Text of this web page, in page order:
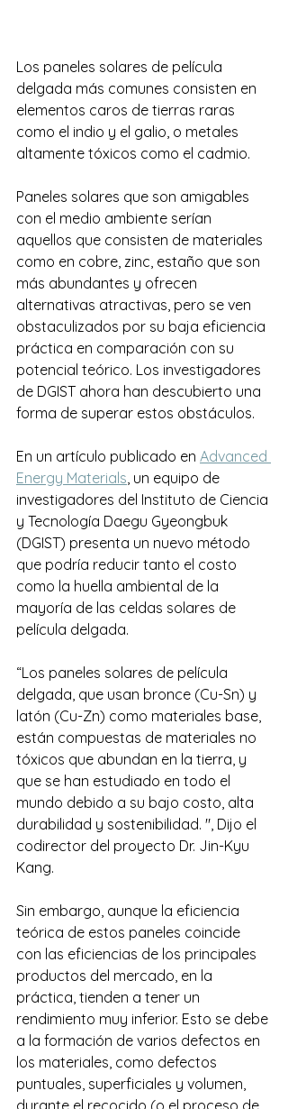
Los paneles solares de película
delgada más comunes consisten en
elementos caros de tierras raras
como el indio y el galio, o metales
altamente tóxicos como el cadmio.
Paneles solares que son amigables
con el medio ambiente serían
aquellos que consisten de materiales
como en cobre, zinc, estaño que son
más abundantes y ofrecen
alternativas atractivas, pero se ven
obstaculizados por su baja eficiencia
práctica en comparación con su
potencial teórico. Los investigadores
de DGIST ahora han descubierto una
forma de superar estos obstáculos.
En un artículo publicado en Advanced
Energy Materials, un equipo de
investigadores del Instituto de Ciencia
y Tecnología Daegu Gyeongbuk
(DGIST) presenta un nuevo método
que podría reducir tanto el costo
como la huella ambiental de la
mayoría de las celdas solares de
película delgada.
“Los paneles solares de película
delgada, que usan bronce (Cu-Sn) y
latón (Cu-Zn) como materiales base,
están compuestas de materiales no
tóxicos que abundan en la tierra, y
que se han estudiado en todo el
mundo debido a su bajo costo, alta
durabilidad y sostenibilidad. ", Dijo el
codirector del proyecto Dr. Jin-Kyu
Kang.
Sin embargo, aunque la eficiencia
teórica de estos paneles coincide
con las eficiencias de los principales
productos del mercado, en la
práctica, tienden a tener un
rendimiento muy inferior. Esto se debe
a la formación de varios defectos en
los materiales, como defectos
puntuales, superficiales y volumen,
durante el recocido (o el proceso de